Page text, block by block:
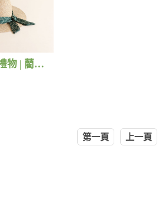
【絕版】交換禮物 | 藺子X好煩小姐
第一頁 上一頁